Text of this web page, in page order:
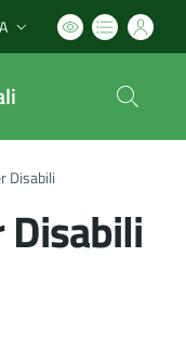
attiva:
Disabili
Disabili